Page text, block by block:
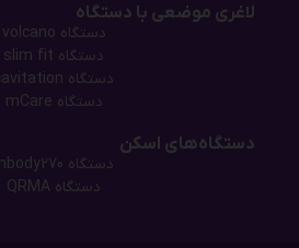
لاغری موضعی با دستگاه
دستگاه‌ volcano
دستگاه‌ slim fit
دستگاه cavitation
دستگاه mCare
دستگاه‌های اسکن
دستگاه inbody270
دستگاه QRMA